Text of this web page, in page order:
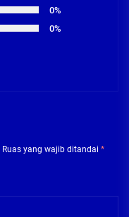
0%
0%
Ruas yang wajib ditandai *